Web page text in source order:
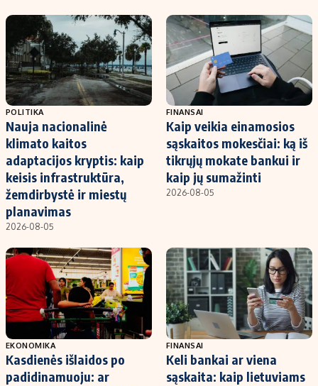
POLITIKA
Nauja nacionalinė
klimato kaitos
adaptacijos kryptis: kaip
keisis infrastruktūra,
žemdirbystė ir miestų
planavimas
2026-08-05
FINANSAI
Kaip veikia einamosios
sąskaitos mokesčiai: ką iš
tikrųjų mokate bankui ir
kaip jų sumažinti
2026-08-05
EKONOMIKA
Kasdienės išlaidos po
padidinamuoju: ar
FINANSAI
Keli bankai ar viena
sąskaita: kaip lietuviams